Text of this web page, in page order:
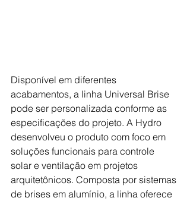
Disponível em diferentes
acabamentos, a linha Universal Brise
pode ser personalizada conforme as
especificações do projeto. A Hydro
desenvolveu o produto com foco em
soluções funcionais para controle
solar e ventilação em projetos
arquitetônicos. Composta por sistemas
de brises em alumínio, a linha oferece